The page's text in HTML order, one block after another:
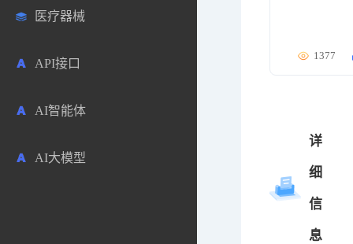
合成化工
药物分析
毒性数据库
原辅料包材
其他各国
医药科普
文献下载
文献管理
医药专利
商业专利数据库
免费专利库
医疗器械
API接口
AI智能体
AI大模型
1377
详
细
信
息